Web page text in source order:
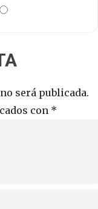
será publicada.
con *